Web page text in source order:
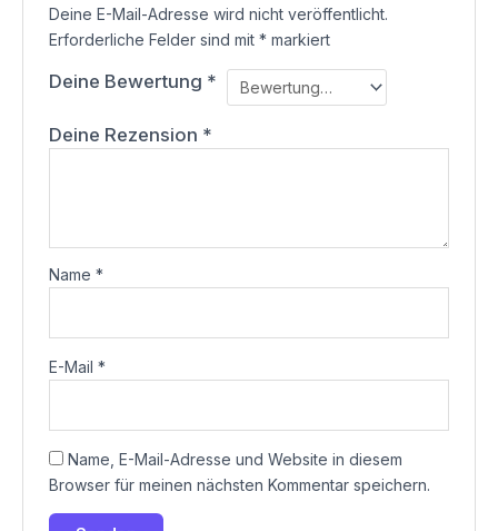
Deine E-Mail-Adresse wird nicht veröffentlicht.
Erforderliche Felder sind mit* markiert
Deine Bewertung *
Deine Rezension *
Name*
E-Mail*
Name, E-Mail-Adresse und Website in diesem
Browser für meinen nächsten Kommentar speichern.